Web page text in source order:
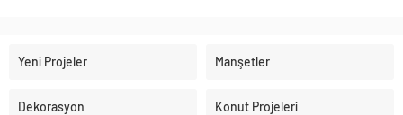
Yeni Projeler Manşetler
Dekorasyon Konut Projeleri